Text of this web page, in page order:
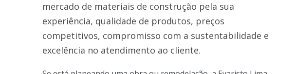
mercado de materiais de construção pela sua
experiência, qualidade de produtos, preços
competitivos, compromisso com a sustentabilidade e
excelência no atendimento ao cliente.